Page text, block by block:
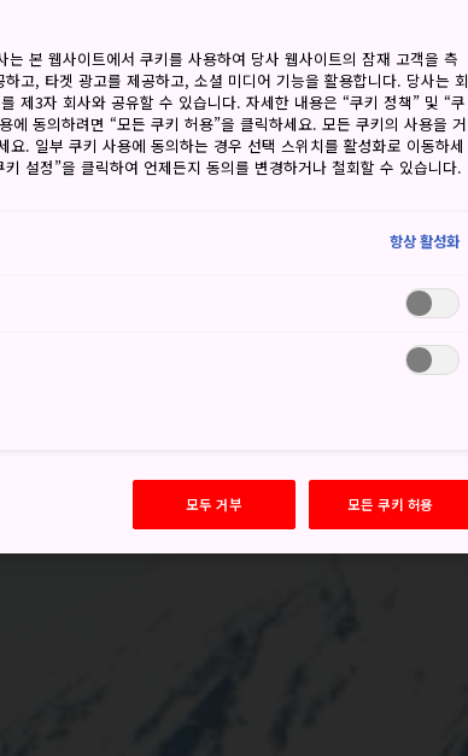
는 본 웹사이트에서 쿠키를 사용하여 당사 웹사이트의 잠재 고객을 측
고, 타겟 광고를 제공하고, 소셜 미디어 기능을 활용합니다. 당사는 회
제3자 회사와 공유할 수 있습니다. 자세한 내용은 “쿠키 정책” 및 “쿠
에 동의하려면 “모든 쿠키 허용”을 클릭하세요. 모든 쿠키의 사용을 거
요. 일부 쿠키 사용에 동의하는 경우 선택 스위치를 활성화로 이동하세
설정”을 클릭하여 언제든지 동의를 변경하거나 철회할 수 있습니다.
항상 활성화
모두 거부 모든 쿠키 허용